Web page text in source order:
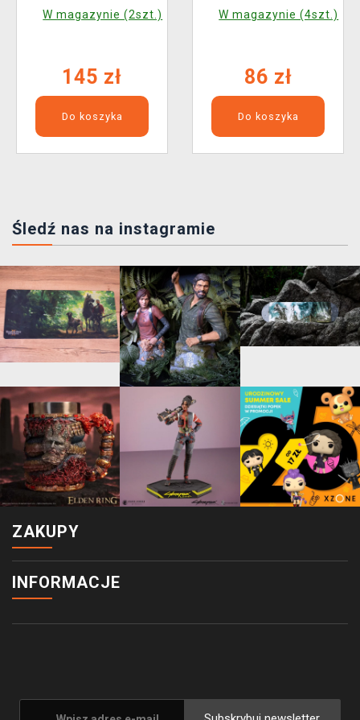
Kuroe Ver. (FuRyu)
W magazynie (2szt.)
145 zł
Do koszyka
W magazynie (4szt.)
86 zł
Do koszyka
Śledź nas na instagramie
ZAKUPY
INFORMACJE